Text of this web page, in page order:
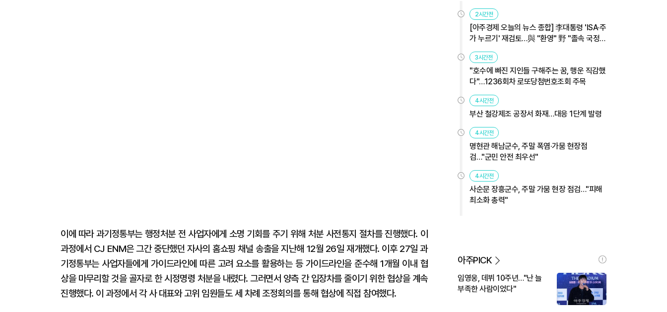
이에 따라 과기정통부는 행정처분 전 사업자에게 소명 기회를 주기 위해 처분 사전통지 절차를 진행했다. 이
과정에서 CJ ENM은 그간 중단했던 자사의 홈쇼핑 채널 송출을 지난해 12월 26일 재개했다. 이후 27일 과
기정통부는 사업자들에게 가이드라인에 따른 고려 요소를 활용하는 등 가이드라인을 준수해 1개월 이내 협
상을 마무리할 것을 골자로 한 시정명령 처분을 내렸다. 그러면서 양측 간 입장차를 줄이기 위한 협상을 계속
진행했다. 이 과정에서 각 사 대표와 고위 임원들도 세 차례 조정회의를 통해 협상에 직접 참여했다.
2시간전
[아주경제 오늘의 뉴스 종합] 李대통령 'ISA·주
가 누르기' 재검토…與 "환영" 野 "졸속 국정"
外
3시간전
"호수에 빠진 지인들 구해주는 꿈, 행운 직감했
다"…1236회차 로또당첨번호조회 주목
4시간전
부산 철강제조 공장서 화재…대응 1단계 발령
4시간전
명현관 해남군수, 주말 폭염·가뭄 현장점
검…"군민 안전 최우선"
4시간전
사순문 장흥군수, 주말 가뭄 현장 점검…"피해
최소화 총력"
아주PICK
임영웅, 데뷔 10주년…"난 늘
부족한 사람이었다"